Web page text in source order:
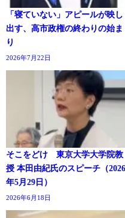
「寝ていない」アピールが映し
出す、高市政権の終わりの始ま
り
2026年7月22日
そこをどけ 東京大学大学院教
授 本田由紀氏のスピーチ（2026
年5月29日）
2026年6月18日